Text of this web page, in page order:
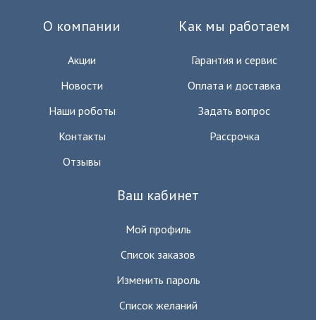
О компании
Акции
Новости
Наши роботы
Контакты
Отзывы
Как мы работаем
Гарантия и сервис
Оплата и доставка
Задать вопрос
Рассрочка
Ваш кабинет
Мой профиль
Список заказов
Изменить пароль
Список желаний